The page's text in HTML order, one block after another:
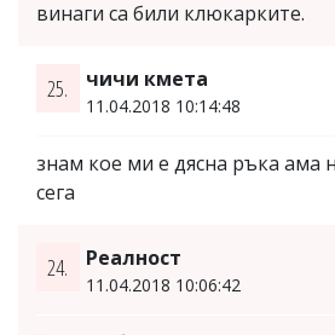
винаги са били клюкарките.
25. чичи кмета
11.04.2018 10:14:48
знам кое ми е дясна ръка ама
сега
24. Реалност
11.04.2018 10:06:42